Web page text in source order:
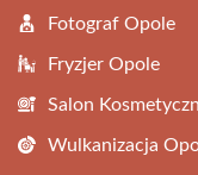
Fotograf Opole
Fryzjer Opole
Salon
Wulkanizacja